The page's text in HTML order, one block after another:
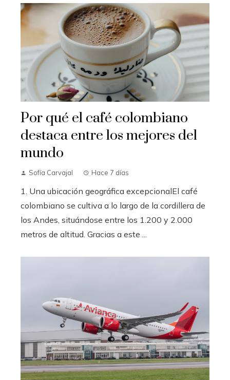
Por qué el café colombiano
destaca entre los mejores del
mundo
Sofía Carvajal Hace 7 días
1. Una ubicación geográfica excepcionalEl café
colombiano se cultiva a lo largo de la cordillera de
los Andes, situándose entre los 1.200 y 2.000
metros de altitud. Gracias a este ...